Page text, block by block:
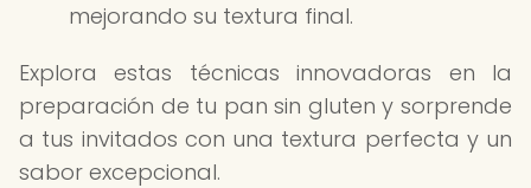
mejorando su textura final.
Explora estas técnicas innovadoras en la
preparación de tu pan sin gluten y sorprende
a tus invitados con una textura perfecta y un
sabor excepcional.